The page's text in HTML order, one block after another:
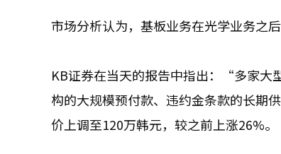
市场分析认为，基板业务在光学业务之
KB证券在当天的报告中指出：“多家大
构的大规模预付款、违约金条款的长期
价上调至120万韩元，较之前上涨26%。